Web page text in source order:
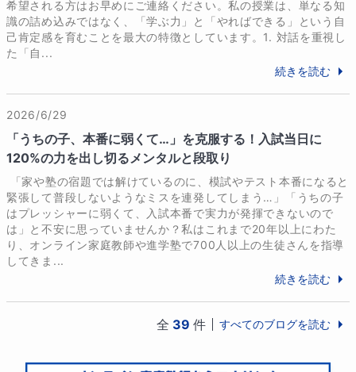
希望される方はお早めにご連絡ください。私の授業は、単なる知
識の詰め込みではなく、「学ぶ力」と「やればできる」という自
己肯定感を育むことを最大の特徴としています。1. 対話を重視し
た「自...
続きを読む
2026/6/29
「うちの子、本番に弱くて…」を克服する！入試当日に
120%の力を出し切るメンタルと段取り
緊張して普段しないようなミスを連発してしまう…」「うちの子
はプレッシャーに弱くて、入試本番で実力が発揮できないので
は」と不安に思っていませんか？私はこれまで20年以上にわた
り、オンライン家庭教師や進学塾で700人以上の生徒さんを指導
してきま...
続きを読む
全 39 件 すべてのブログを読む